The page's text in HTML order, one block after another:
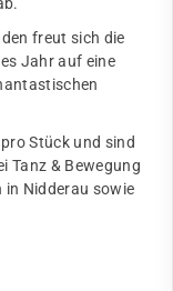
freut sich die
Jahr auf eine
Stück und sind
Tanz & Bewegung
in Nidderau sowie